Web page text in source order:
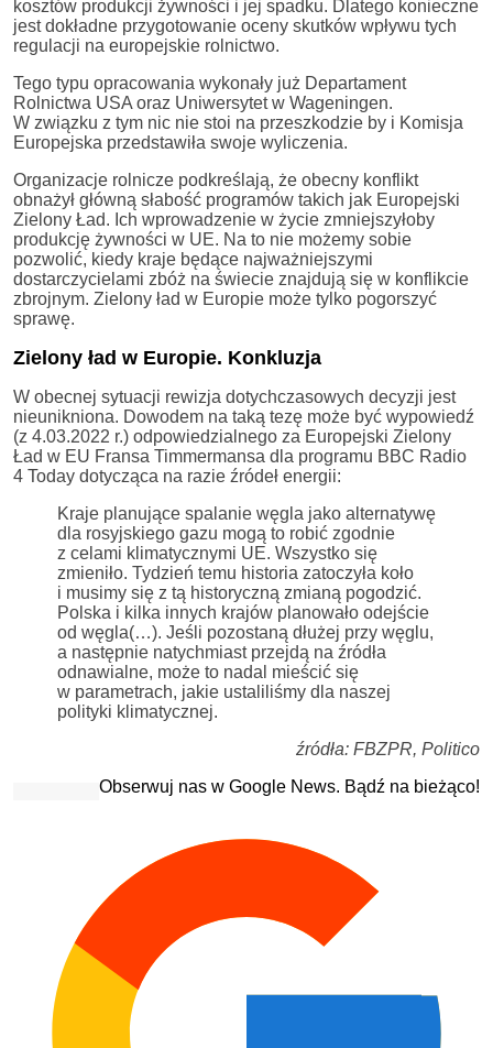
kosztów produkcji żywności i jej spadku. Dlatego konieczne
jest dokładne przygotowanie oceny skutków wpływu tych
regulacji na europejskie rolnictwo.
Tego typu opracowania wykonały już Departament
Rolnictwa USA oraz Uniwersytet w Wageningen.
W związku z tym nic nie stoi na przeszkodzie by i Komisja
Europejska przedstawiła swoje wyliczenia.
Organizacje rolnicze podkreślają, że obecny konflikt
obnażył główną słabość programów takich jak Europejski
Zielony Ład. Ich wprowadzenie w życie zmniejszyłoby
produkcję żywności w UE. Na to nie możemy sobie
pozwolić, kiedy kraje będące najważniejszymi
dostarczycielami zbóż na świecie znajdują się w konflikcie
zbrojnym. Zielony ład w Europie może tylko pogorszyć
sprawę.
Zielony ład w Europie. Konkluzja
W obecnej sytuacji rewizja dotychczasowych decyzji jest
nieunikniona. Dowodem na taką tezę może być wypowiedź
(z 4.03.2022 r.) odpowiedzialnego za Europejski Zielony
Ład w EU Fransa Timmermansa dla programu BBC Radio
4 Today dotycząca na razie źródeł energii:
Kraje planujące spalanie węgla jako alternatywę
dla rosyjskiego gazu mogą to robić zgodnie
z celami klimatycznymi UE. Wszystko się
zmieniło. Tydzień temu historia zatoczyła koło
i musimy się z tą historyczną zmianą pogodzić.
Polska i kilka innych krajów planowało odejście
od węgla(…). Jeśli pozostaną dłużej przy węglu,
a następnie natychmiast przejdą na źródła
odnawialne, może to nadal mieścić się
w parametrach, jakie ustaliliśmy dla naszej
polityki klimatycznej.
źródła: FBZPR, Politico
Obserwuj nas w Google News. Bądź na bieżąco!